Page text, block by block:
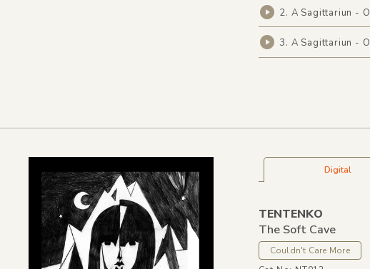
2. A Sagittariun -
3. A Sagittariun -
Digital
TENTENKO
The Soft Cave
Couldn't Care More